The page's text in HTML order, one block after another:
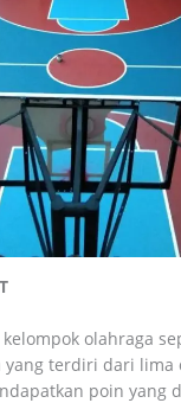
olahraga
terdiri dari lima
poin yang